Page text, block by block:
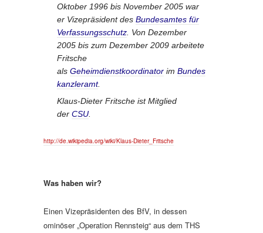
Oktober 1996 bis November 2005 war
er Vizepräsident des Bundesamtes für
Verfassungsschutz . Von Dezember
2005 bis zum Dezember 2009 arbeitete
Fritsche
als Geheimdienstkoordinator im Bundes
kanzleramt.
Klaus-Dieter Fritsche ist Mitglied
der CSU
http://de.wikipedia.org/wiki/Klaus-Dieter_Fritsche
Was haben wir?
Einen Vizepräsidenten des BfV, in dessen
ominöser „Operation Rennsteig“ aus dem THS